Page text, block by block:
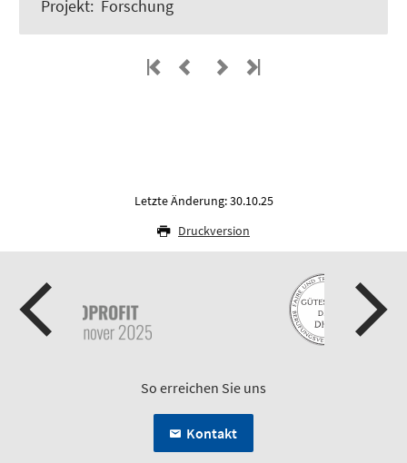
Projekt: Forschung
Letzte Änderung: 30.10.25
Druckversion
So erreichen Sie uns
Kontakt